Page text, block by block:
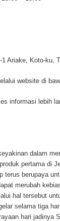
Ariake, Koto-ku,
website di
informasi lebih
dalam
pertama di
berupaya
merubah
hal tersebut
selama tiga
hari jadinya